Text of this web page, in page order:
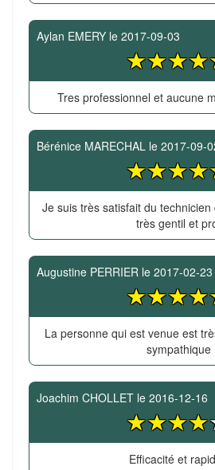
Aylan EMERY le 2017-09-03
Tres professionnel et aucune
Bérénice MARECHAL le 2017-09-
Je suis très satisfait du
très gentil et
Augustine PERRIER le 2017-02-23
La personne qui est venue est
sympathique
Joachim CHOLLET le 2016-12-16
Efficacité et